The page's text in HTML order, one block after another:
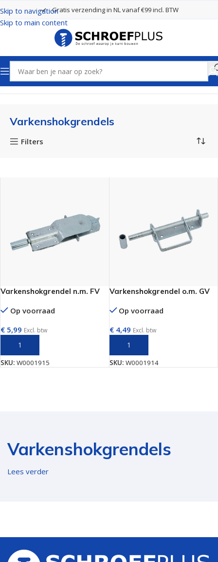
Skip to navigation
Skip to main content
Gratis verzending in NL vanaf €99 incl. BTW
Home Poort- en hekbeslag Grendels Varkenshokgrendels
Varkenshokgrendels
Filters
Varkenshokgrendel n.m. FV
Op voorraad
€ 5,99 Excl. btw
SKU: W0001915
Varkenshokgrendel o.m. GV
Op voorraad
€4,49 Excl. btw
SKU: W0001914
Varkenshokgrendels
Lees verder